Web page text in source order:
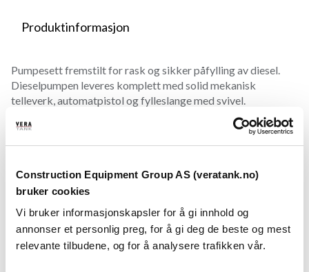
Construction Equipment Group AS (veratank.no)
bruker cookies
Vi bruker informasjonskapsler for å gi innhold og
annonser et personlig preg, for å gi deg de beste og mest
relevante tilbudene, og for å analysere trafikken vår.
Produktinformasjon
Pumpesett fremstilt for rask og sikker påfylling av diesel.
Dieselpumpen leveres komplett med solid mekanisk
telleverk, automatpistol og fylleslange med svivel.
Inkluderer:
• Mekanisk telleverk med nullstilling
• Tydelig display
• Innbygd pistolholder med av/på bryter
• 4 meter fylleslange
• Sil og tilbakeslagsventil til sugeledning